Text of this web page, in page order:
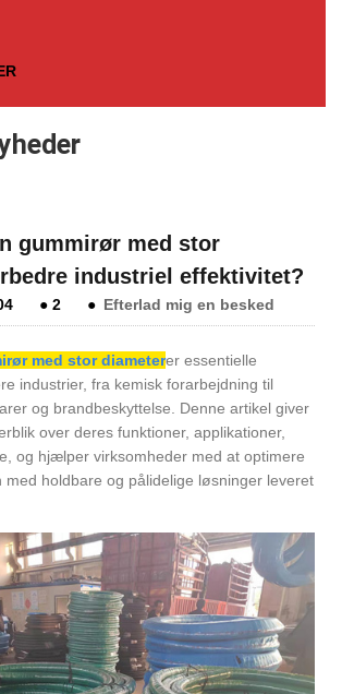
gummirør med stor
industriel effektivitet?
● 2 ● Efterlad mig en besked
med stor diameterer essentielle
industrier, fra kemisk forarbejdning til
og brandbeskyttelse. Denne artikel giver
over deres funktioner, applikationer,
og hjælper virksomheder med at optimere
med holdbare og pålidelige løsninger leveret